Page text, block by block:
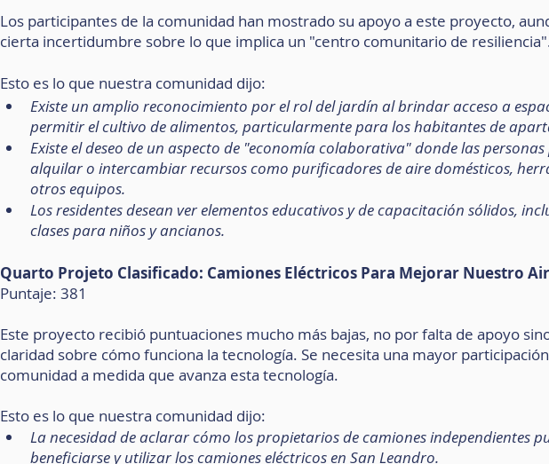
Los participantes de la comunidad han mostrado su apoyo a este proyecto,
cierta incertidumbre sobre lo que implica un "centro comunitario de
Esto es lo que nuestra comunidad dijo:
Existe un amplio reconocimiento por el rol del jardín al brindar acceso a
permitir el cultivo de alimentos, particularmente para los habitantes de
Existe el deseo de un aspecto de "economía colaborativa" donde las
alquilar o intercambiar recursos como purificadores de aire domésticos,
otros equipos.
Los residentes desean ver elementos educativos y de capacitación sólidos,
clases para niños y ancianos.
Quarto Projeto Clasificado: Camiones Eléctricos Para Mejorar Nuestro
Puntaje: 381
Este proyecto recibió puntuaciones mucho más bajas, no por falta de apoyo
claridad sobre cómo funciona la tecnología. Se necesita una mayor
comunidad a medida que avanza esta tecnología.
Esto es lo que nuestra comunidad dijo:
La necesidad de aclarar cómo los propietarios de camiones independientes
beneficiarse y utilizar los camiones eléctricos en San Leandro.